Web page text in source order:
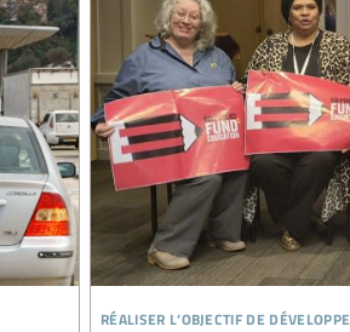
réaliser l’objectif de